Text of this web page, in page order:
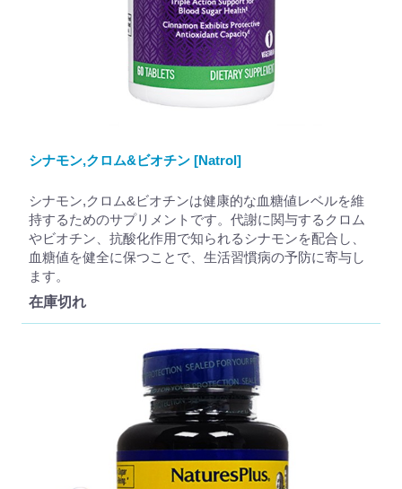
シナモン,クロム&ビオチン [Natrol]
シナモン,クロム&ビオチンは健康的な血糖値レベルを維
持するためのサプリメントです。代謝に関与するクロム
やビオチン、抗酸化作用で知られるシナモンを配合し、
血糖値を健全に保つことで、生活習慣病の予防に寄与し
ます。
在庫切れ